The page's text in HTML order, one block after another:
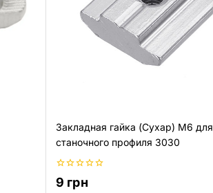
Закладная гайка (Сухар) М6 для
станочного профиля 3030
0
из
9 грн